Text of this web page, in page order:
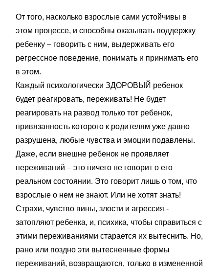
От того, насколько взрослые сами устойчивы в
этом процессе, и способны оказывать поддержку
ребенку – говорить с ним, выдерживать его
регрессное поведение, понимать и принимать его
в этом.
Каждый психологически ЗДОРОВЫЙ ребенок
будет реагировать, переживать! Не будет
реагировать на развод только тот ребенок,
привязанность которого к родителям уже давно
разрушена, любые чувства и эмоции подавлены.
Даже, если внешне ребенок не проявляет
переживаний – это ничего не говорит о его
реальном состоянии. Это говорит лишь о том, что
взрослые о нем не знают. Или не хотят знать!
Страхи, чувство вины, злости и агрессия -
затопляют ребенка, и, психика, чтобы справиться с
этими переживаниями старается их вытеснить. Но,
рано или поздно эти вытесненные формы
переживаний, возвращаются, только в измененной